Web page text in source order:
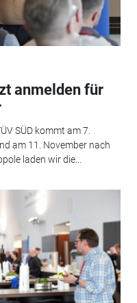
anmelden für
SÜD kommt am 7.
am 11. November nach
laden wir die...